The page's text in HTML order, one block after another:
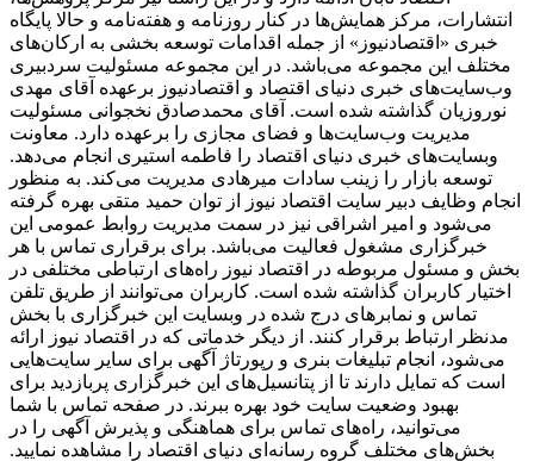
انتشارات، مرکز همایش‌ها در کنار روزنامه و هفته‌نامه و حالا پایگاه
خبری «اقتصادنیوز» از جمله اقدامات توسعه بخشی به ارکان‌های
مختلف این مجموعه می‌باشد. در این مجموعه مسئولیت سردبیری
وب‌سایت‌های خبری دنیای اقتصاد و اقتصادنیوز برعهده آقای مهدی
نوروزیان گذاشته شده است. آقای محمدصادق نخجوانی مسئولیت
مدیریت وب‌سایت‌ها و فضای مجازی را برعهده دارد. معاونت
وبسایت‌های خبری دنیای اقتصاد را فاطمه استیری انجام می‌دهد.
توسعه بازار را زینب سادات میرهادی مدیریت می‌کند. به منظور
انجام وظایف دبیر سایت اقتصاد نیوز از توان حمید متقی بهره گرفته
می‌شود و امیر اشراقی نیز در سمت مدیریت روابط عمومی این
خبرگزاری مشغول فعالیت می‌باشد. برای برقراری تماس با هر
بخش و مسئول مربوطه در اقتصاد نیوز راه‌های ارتباطی مختلفی در
اختیار کاربران گذاشته شده است. کاربران می‌توانند از طریق تلفن
تماس و نمابرهای درج شده در وبسایت این خبرگزاری با بخش
مدنظر ارتباط برقرار کنند. از دیگر خدماتی که در اقتصاد نیوز ارائه
می‌شود، انجام تبلیغات بنری و رپورتاژ آگهی برای سایر سایت‌هایی
است که تمایل دارند تا از پتانسیل‌های این خبرگزاری پربازدید برای
بهبود وضعیت سایت خود بهره ببرند. در صفحه تماس با شما
می‌توانید، راه‌های تماس برای هماهنگی و پذیرش آگهی را در
بخش‌های مختلف گروه رسانه‌ای دنیای اقتصاد را مشاهده نمایید.